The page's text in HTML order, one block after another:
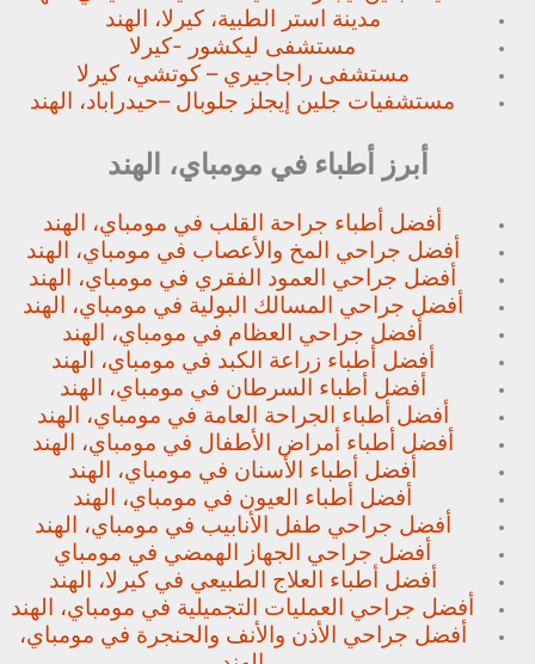
مدينة استر الطبية، كيرلا، الهند
مستشفى ليكشور -كيرلا
مستشفى راجاجيري – كوتشي، كيرلا
مستشفيات جلين إيجلز جلوبال –حيدراباد، الهند
أبرز أطباء في مومباي، الهند
أفضل أطباء جراحة القلب في مومباي، الهند
أفضل جراحي المخ والأعصاب في مومباي، الهند
أفضل جراحي العمود الفقري في مومباي، الهند
أفضل جراحي المسالك البولية في مومباي، الهند
أفضل جراحي العظام في مومباي، الهند
أفضل أطباء زراعة الكبد في مومباي، الهند
أفضل أطباء السرطان في مومباي، الهند
أفضل أطباء الجراحة العامة في مومباي، الهند
أفضل أطباء أمراض الأطفال في مومباي، الهند
أفضل أطباء الأسنان في مومباي، الهند
أفضل أطباء العيون في مومباي، الهند
أفضل جراحي طفل الأنابيب في مومباي، الهند
أفضل جراحي الجهاز الهمضي في مومباي
أفضل أطباء العلاج الطبيعي في كيرلا، الهند
أفضل جراحي العمليات التجميلية في مومباي، الهند
أفضل جراحي الأذن والأنف والحنجرة في مومباي،